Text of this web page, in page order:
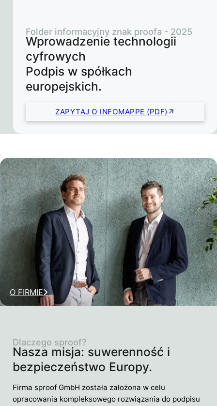
Wprowadzenie technologii
cyfrowych
Podpis w spółkach
europejskich.
Folder informacyjny znak proofa - 2025
ZAPYTAJ O INFOMAPPE (PDF)
O FIRMIE
Nasza misja: suwerenność i
bezpieczeństwo Europy.
Dlaczego sproof?
Firma sproof GmbH została założona w celu
opracowania kompleksowego rozwiązania do podpisu